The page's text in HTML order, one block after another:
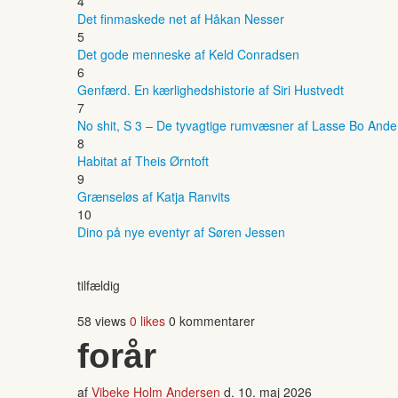
Det finmaskede net af Håkan Nesser
5
Det gode menneske af Keld Conradsen
6
Genfærd. En kærlighedshistorie af Siri Hustvedt
7
No shit, S 3 – De tyvagtige rumvæsner af Lasse Bo
8
Habitat af Theis Ørntoft
9
Grænseløs af Katja Ranvits
10
Dino på nye eventyr af Søren Jessen
tilfældig
58 views 0 likes 0 kommentarer
forår
af Vibeke Holm Andersen d. 10. maj 2026